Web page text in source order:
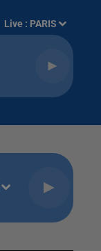
Live : PARIS